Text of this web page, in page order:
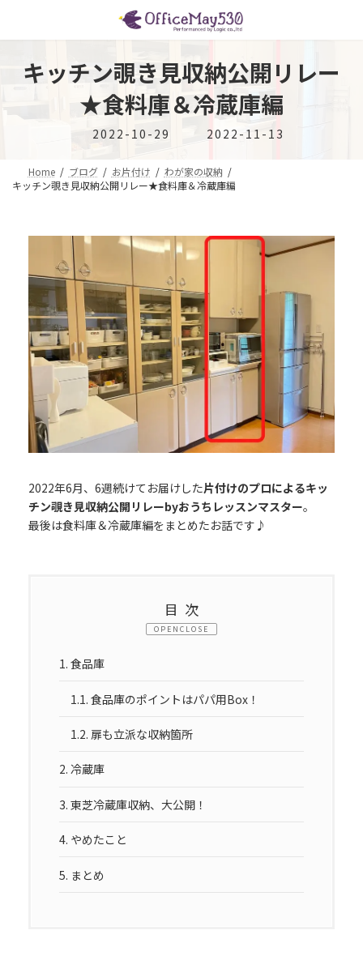
テ
ゲ
キッチン覗き見収納公開リレー
★食料庫＆冷蔵庫編
2022-10-29
最
更
新
:
2022-11-13
Home ブログ お片付け
わが家の収納
キッチン覗き見収納公開リレー★食料庫＆冷蔵庫編
2022年6月、6週続けてお届けした片付けのプロによるキッ
チン覗き見収納公開リレーbyおうちレッスンマスター。
最後は食料庫＆冷蔵庫編をまとめたお話です♪
目次
CLOSE
1. 食品庫
1.1. 食品庫のポイントはパパ用Box！
1.2. 扉も立派な収納箇所
2. 冷蔵庫
3. 東芝冷蔵庫収納、大公開！
4. やめたこと
5. まとめ